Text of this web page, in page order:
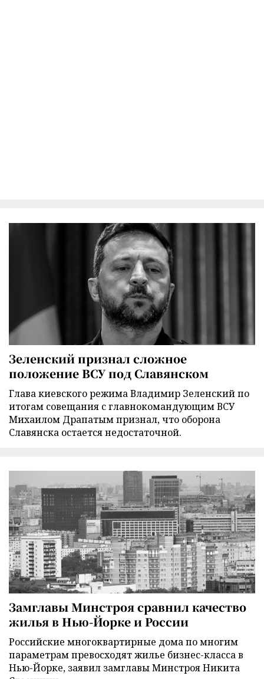
Зеленский признал сложное
положение ВСУ под Славянском
Глава киевского режима Владимир Зеленский по
итогам совещания с главнокомандующим ВСУ
Михаилом Драпатым признал, что оборона
Славянска остается недостаточной.
Замглавы Минстроя сравнил качество
жилья в Нью-Йорке и России
Российские многоквартирные дома по многим
параметрам превосходят жилье бизнес-класса в
Нью-Йорке, заявил замглавы Минстроя Никита